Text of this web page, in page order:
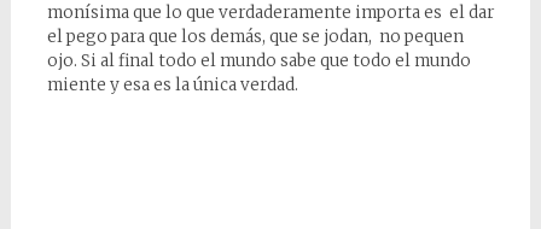
monísima que lo que verdaderamente importa es el dar
el pego para que los demás, que se jodan, no pequen
ojo. Si al final todo el mundo sabe que todo el mundo
miente y esa es la única verdad.